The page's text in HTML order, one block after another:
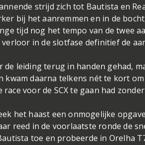
strijd zich tot Bautista en
bij het aanremmen en in de
tijd nog het tempo van de twee
in de slotfase definitief de
de leiding terug in handen gehad,
kwam daarna telkens nét te kort
race voor de SCX te gaan had
het haast een onmogelijke
reed in de voorlaatste ronde de
toe en probeerde in Orelha